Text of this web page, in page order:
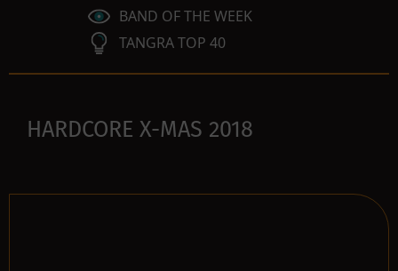
BAND OF THE WEEK
TANGRA TOP 40
HARDCORE X-MAS 2018